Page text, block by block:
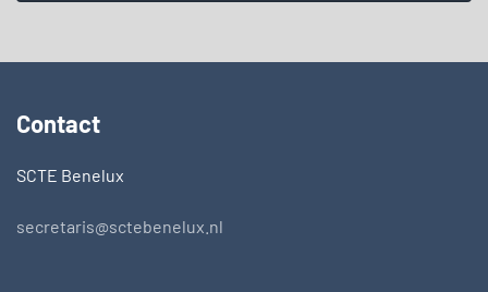
Contact
SCTE Benelux
secretaris@sctebenelux.nl